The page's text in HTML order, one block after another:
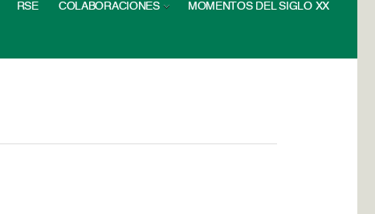
RSE COLABORACIONES MOMENTOS DEL SIGLO XX